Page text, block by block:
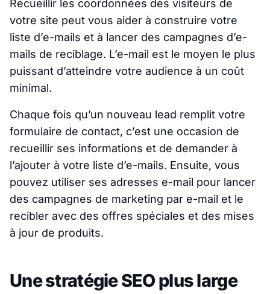
Recueillir les coordonnées des visiteurs de
votre site peut vous aider à construire votre
liste d’e-mails et à lancer des campagnes d’e-
mails de reciblage. L’e-mail est le moyen le plus
puissant d’atteindre votre audience à un coût
minimal.
Chaque fois qu’un nouveau lead remplit votre
formulaire de contact, c’est une occasion de
recueillir ses informations et de demander à
l’ajouter à votre liste d’e-mails. Ensuite, vous
pouvez utiliser ses adresses e-mail pour lancer
des campagnes de marketing par e-mail et le
recibler avec des offres spéciales et des mises
à jour de produits.
Une stratégie SEO plus large